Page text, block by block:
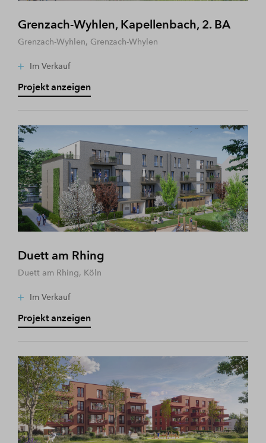
Grenzach-Wyhlen, Kapellenbach, 2. BA
Grenzach-Wyhlen, Grenzach-Whylen
Im Verkauf
Projekt anzeigen
Duett am Rhing
Duett am Rhing, Köln
Im Verkauf
Projekt anzeigen